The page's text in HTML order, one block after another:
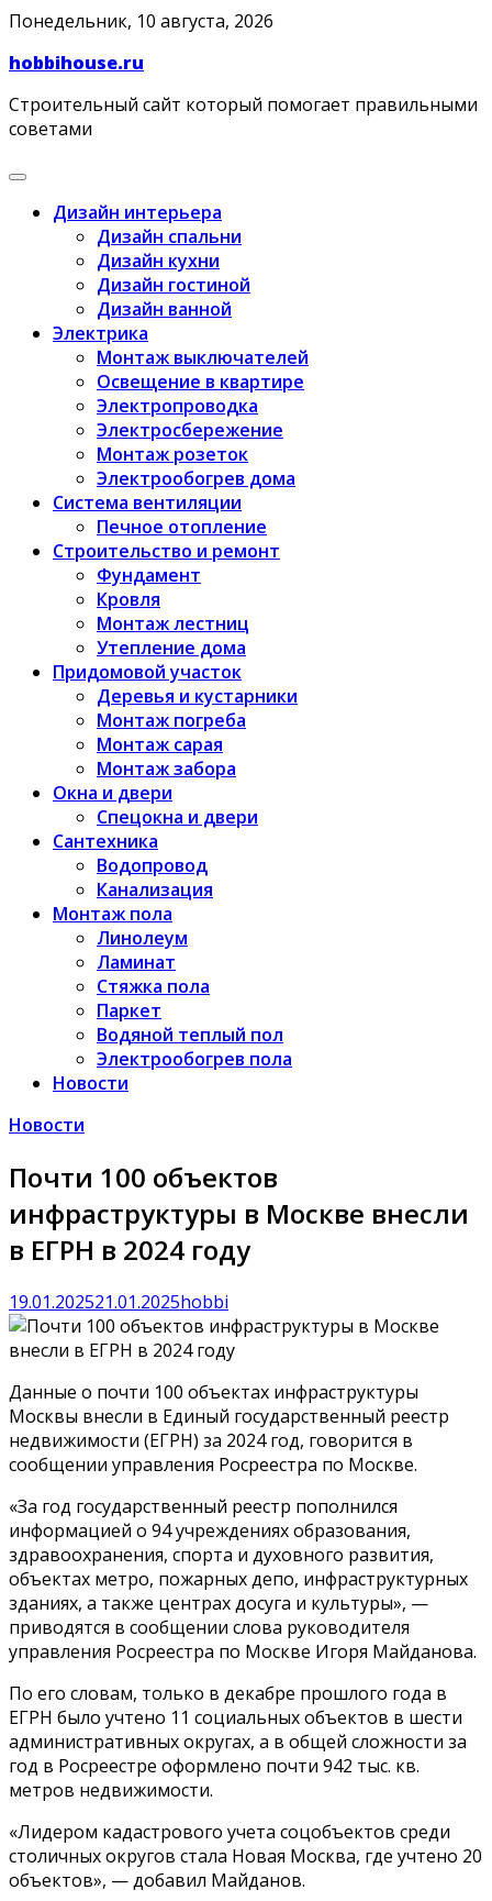
Skip
content
Понедельник, 10 августа, 2026
hobbihouse.ru
Строительный сайт который помогает правильными
советами
Дизайн интерьера
Дизайн спальни
Дизайн кухни
Дизайн гостиной
Дизайн ванной
Электрика
Монтаж выключателей
Освещение в квартире
Электропроводка
Электросбережение
Монтаж розеток
Электрообогрев дома
Система вентиляции
Печное отопление
Строительство и ремонт
Фундамент
Кровля
Монтаж лестниц
Утепление дома
Придомовой участок
Деревья и кустарники
Монтаж погреба
Монтаж сарая
Монтаж забора
Окна и двери
Спецокна и двери
Сантехника
Водопровод
Канализация
Монтаж пола
Линолеум
Ламинат
Стяжка пола
Паркет
Водяной теплый пол
Электрообогрев пола
Новости
Новости
Почти 100 объектов
инфраструктуры в Москве внесли
в ЕГРН в 2024 году
19.01.202521.01.2025hobbi
Данные о почти 100 объектах инфраструктуры
Москвы внесли в Единый государственный реестр
недвижимости (ЕГРН) за 2024 год, говорится в
сообщении управления Росреестра по Москве.
«За год государственный реестр пополнился
информацией о 94 учреждениях образования,
здравоохранения, спорта и духовного развития,
объектах метро, пожарных депо, инфраструктурных
зданиях, а также центрах досуга и культуры», —
приводятся в сообщении слова руководителя
управления Росреестра по Москве Игоря Майданова.
По его словам, только в декабре прошлого года в
ЕГРН было учтено 11 социальных объектов в шести
административных округах, а в общей сложности за
год в Росреестре оформлено почти 942 тыс. кв.
метров недвижимости.
«Лидером кадастрового учета соцобъектов среди
столичных округов стала Новая Москва, где учтено 20
объектов», — добавил Майданов.